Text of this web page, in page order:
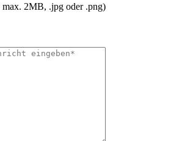
2MB, .jpg oder .png)